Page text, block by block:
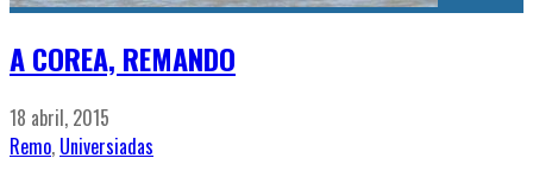
A COREA, REMANDO
18 abril, 2015
Remo, Universiadas